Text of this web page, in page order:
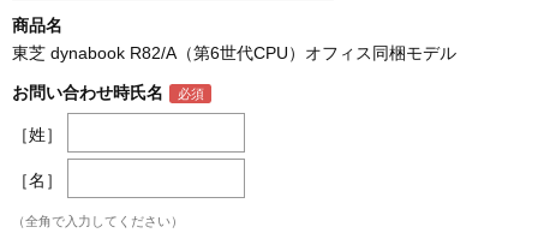
商品名
東芝 dynabook R82/A（第6世代CPU）オフィス同梱モデル
お問い合わせ時氏名
［姓］
［名］
（全角で入力してください）